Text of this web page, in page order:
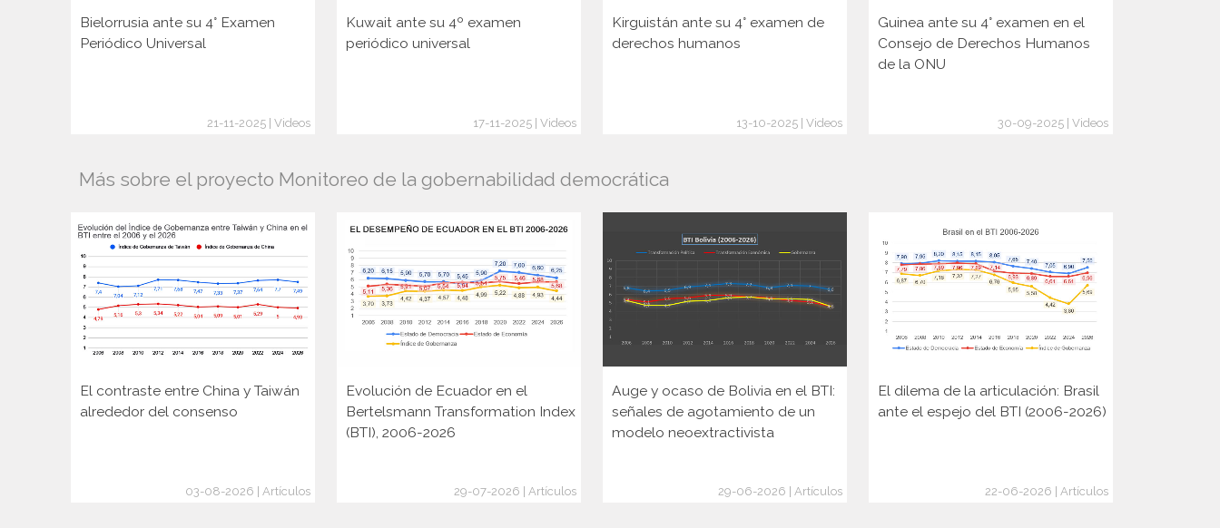
Bielorrusia ante su 4° Examen
Periódico Universal
21-11-2025 | Videos
Kuwait ante su 4º examen
periódico universal
17-11-2025 | Videos
Kirguistán ante su 4° examen de
derechos humanos
13-10-2025 | Videos
Guinea ante su 4° examen en el
Consejo de Derechos Humanos
de la ONU
30-09-2025 | Videos
Más sobre el proyecto Monitoreo de la gobernabilidad democrática
El contraste entre China y Taiwán
alrededor del consenso
03-08-2026 | Artículos
Evolución de Ecuador en el
Bertelsmann Transformation Index
(BTI), 2006-2026
29-07-2026 | Artículos
Auge y ocaso de Bolivia en el BTI:
señales de agotamiento de un
modelo neoextractivista
29-06-2026 | Artículos
El dilema de la articulación: Brasil
ante el espejo del BTI (2006-2026)
22-06-2026 | Artículos